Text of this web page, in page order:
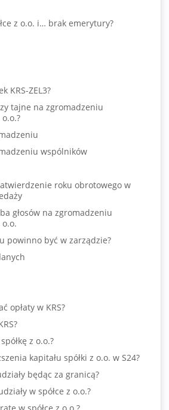
z o.o. i… brak emerytury?
KRS-ZEL3?
tajne na zgromadzeniu
wspólników
roku obrotowego w
głosów na zgromadzeniu
powinno być w zarządzie?
opłaty w KRS?
z o.o.?
kapitału spółki z o.o. w S24?
będąc za granicą?
w spółce z o.o.?
w spółce z o.o.?